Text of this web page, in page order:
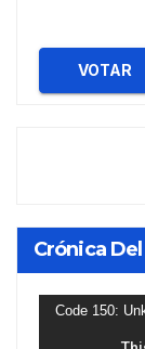
VOTAR
Crónica
Reproductor
Code 150: